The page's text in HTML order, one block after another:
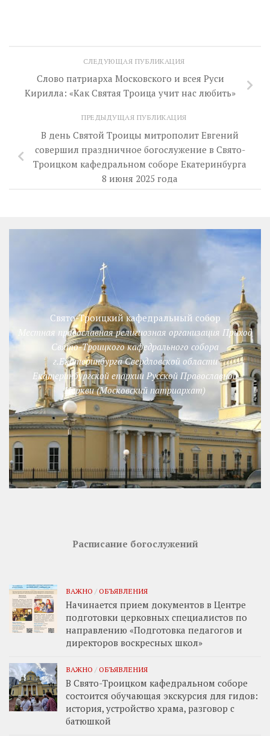
СЛЕДУЮЩАЯ ПУБЛИКАЦИЯ
Слово патриарха Московского и всея Руси
Кирилла: «Как Святая Троица учит нас любить»
ПРЕДЫДУЩАЯ ПУБЛИКАЦИЯ
В день Святой Троицы митрополит Евгений
совершил праздничное богослужение в Свято-
Троицком кафедральном соборе Екатеринбурга
8 июня 2025 года
Свято-Троицкий кафедральный собор
Местная православная религиозная организация Приход
Свято-Троицкого кафедрального собора
г.Екатеринбурга Свердловской области
Екатеринбургской епархии Русской Православной
Церкви (Московский патриархат)
Расписание богослужений
ВАЖНО / ОБЪЯВЛЕНИЯ
Начинается прием документов в Центре
подготовки церковных специалистов по
направлению «Подготовка педагогов и
директоров воскресных школ»
ВАЖНО / ОБЪЯВЛЕНИЯ
В Свято-Троицком кафедральном соборе
состоится обучающая экскурсия для гидов:
история, устройство храма, разговор с
батюшкой